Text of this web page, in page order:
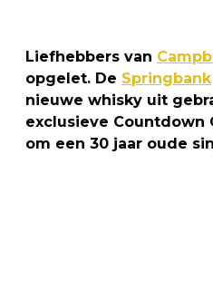
Liefhebbers van
opgelet. De Springbank
nieuwe whisky uit
exclusieve Countdown
om een 30 jaar oude